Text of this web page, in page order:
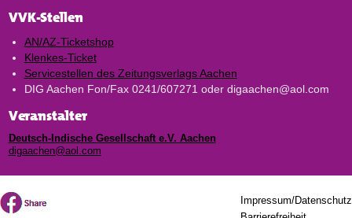
VVK-Stellen
AN/AZ-Ticketshop
Klenkes-Ticket
Servicestellen des Zeitungsverlags Aachen
DIG Aachen Fon/Fax 0241/607271 oder digaachen@aol.com
Veranstalter
Deutsch-Indische Gesellschaft e.V. Aachen
digaachen@aol.com
Impressum/Datenschutz